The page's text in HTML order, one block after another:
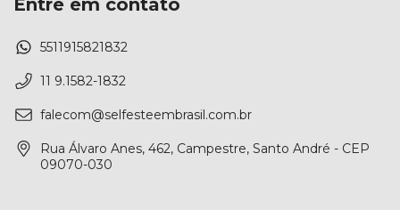
Entre em contato
5511915821832
11 9.1582-1832
falecom@selfesteembrasil.com.br
Rua Álvaro Anes, 462, Campestre, Santo André - CEP
09070-030